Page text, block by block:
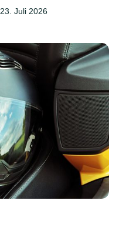
23. Juli 2026